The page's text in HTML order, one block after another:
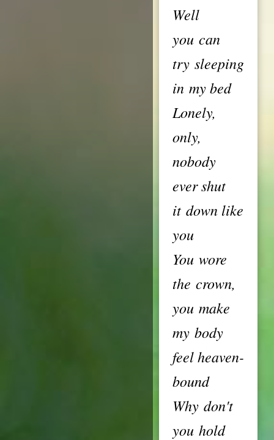
Well
you can
try sleeping
in my bed
Lonely,
only,
nobody
ever shut
it down like
you
You wore
the crown,
you make
my body
feel heaven-
bound
Why don't
you hold